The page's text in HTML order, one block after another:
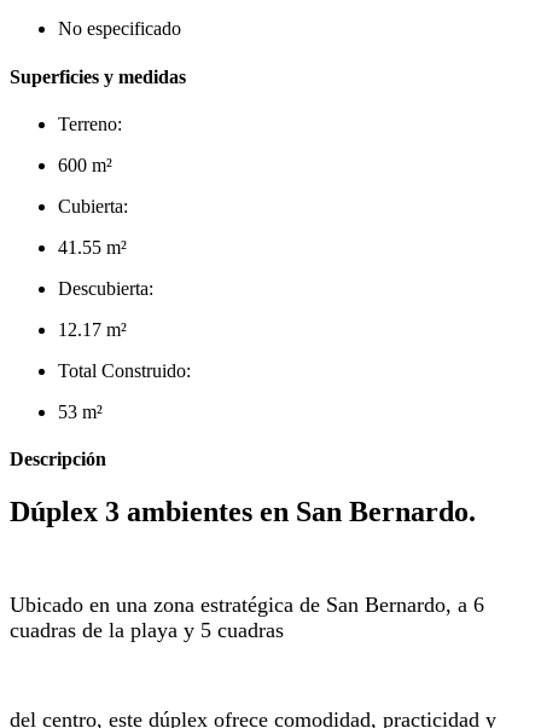
No especificado
Superficies y medidas
Terreno:
600 m²
Cubierta:
41.55 m²
Descubierta:
12.17 m²
Total Construido:
53 m²
Descripción
Dúplex 3 ambientes en San Bernardo.
Ubicado en una zona estratégica de San Bernardo, a 6
cuadras de la playa y 5 cuadras
del centro, este dúplex ofrece comodidad, practicidad y